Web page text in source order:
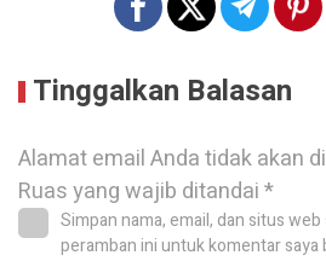
Tinggalkan Balasan
Alamat email Anda tidak akan
Ruas yang wajib ditandai*
Simpan nama, email, dan situs web
peramban ini untuk komentar saya